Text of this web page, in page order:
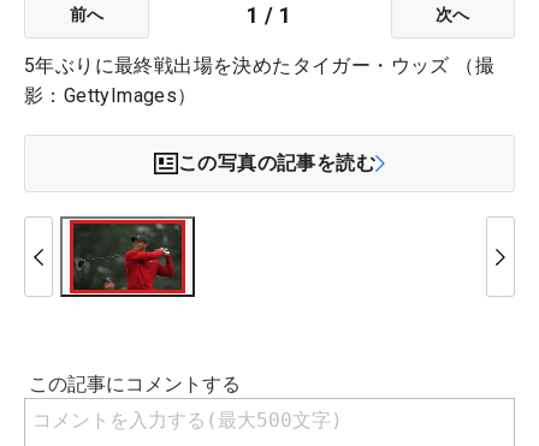
前へ 1 / 1 次へ
5年ぶりに最終戦出場を決めたタイガー・ウッズ （撮
影：GettyImages）
この写真の記事を読む